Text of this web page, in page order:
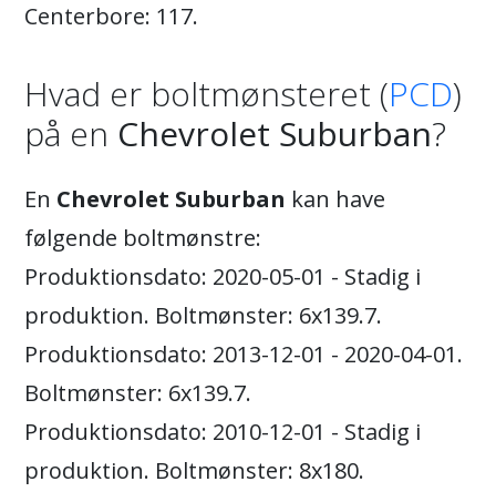
Centerbore: 117.
Hvad er boltmønsteret (PCD)
på en Chevrolet Suburban?
En Chevrolet Suburban kan have
følgende boltmønstre:
Produktionsdato: 2020-05-01 - Stadig i
produktion. Boltmønster: 6x139.7.
Produktionsdato: 2013-12-01 - 2020-04-01.
Boltmønster: 6x139.7.
Produktionsdato: 2010-12-01 - Stadig i
produktion. Boltmønster: 8x180.